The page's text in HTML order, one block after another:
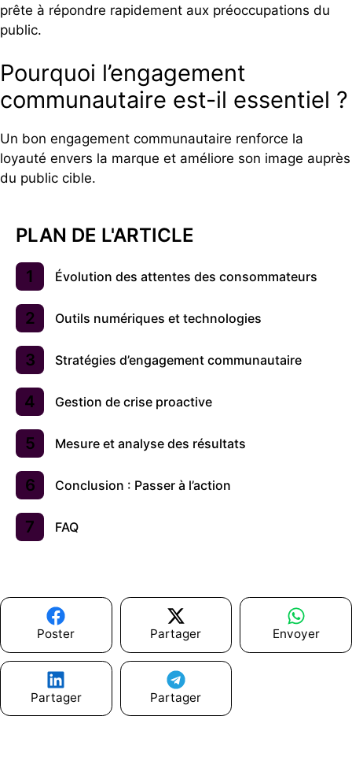
prête à répondre rapidement aux préoccupations du
public.
Pourquoi l’engagement
communautaire est-il essentiel ?
Un bon engagement communautaire renforce la
loyauté envers la marque et améliore son image auprès
du public cible.
PLAN DE L'ARTICLE
Évolution des attentes des consommateurs
Outils numériques et technologies
Stratégies d’engagement communautaire
Gestion de crise proactive
Mesure et analyse des résultats
Conclusion : Passer à l’action
FAQ
Poster Partager Envoyer
Partager Partager